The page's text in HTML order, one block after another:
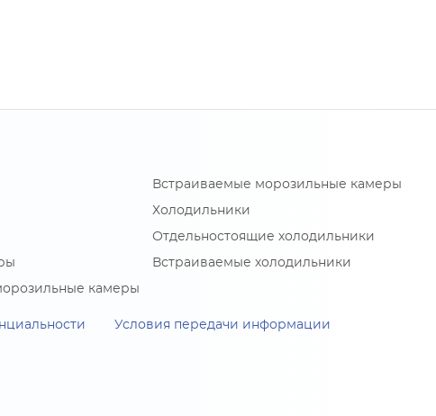
камеры
Встраиваемые морозильные камеры
Холодильники
Отдельностоящие холодильники
Встраиваемые холодильники
Условия передачи информации